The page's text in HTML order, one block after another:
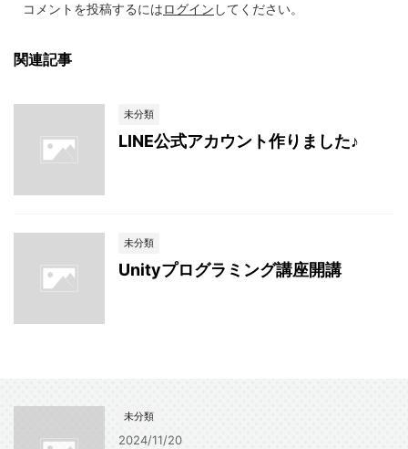
コメントを投稿するにはログイン してください。
関連記事
未分類
LINE公式アカウント作りました♪
未分類
Unityプログラミング講座開講
未分類
2024/11/20